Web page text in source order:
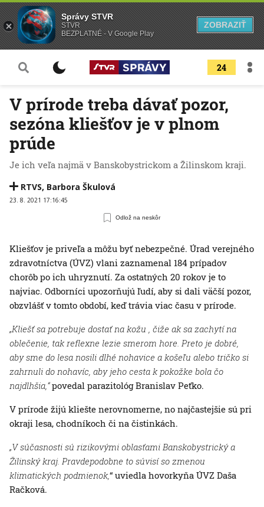
24
V prírode treba dávať pozor,
sezóna kliešťov je v plnom
prúde
Je ich veľa najmä v Banskobystrickom a Žilinskom kraji.
RTVS, Barbora Škulová
23. 8. 2021 17:16:45
Odlož na neskôr
Kliešťov je priveľa a môžu byť nebezpečné. Úrad verejného
zdravotníctva (ÚVZ) vlani zaznamenal 184 prípadov
chorôb po ich uhryznutí. Za ostatných 20 rokov je to
najviac. Odborníci upozorňujú ľudí, aby si dali väčší pozor,
obzvlášť v tomto období, keď trávia viac času v prírode.
„Kliešť sa potrebuje dostať na kožu , čiže ak sa zachytí na
oblečenie, tak reflexne lezie smerom hore. Preto je dobré,
aby sme do lesa nosili dlhé nohavice a košeľu alebo tričko si
zahrnuli do nohavíc, aby jeho cesta k pokožke bola čo
najdlhšia,“povedal parazitológ Branislav Peťko.
V prírode žijú kliešte nerovnomerne, no najčastejšie sú pri
okraji lesa, chodníkoch či na čistinkách.
„V súčasnosti sú rizikovými oblasťami Banskobystrický a
Žilinský kraj. Pravdepodobne to súvisí so zmenou
klimatických podmienok,“ uviedla hovorkyňa ÚVZ Daša
Račková.
Správy STVR
STVR
BEZPLATNÉ - V Google Play
ZOBRAZIŤ